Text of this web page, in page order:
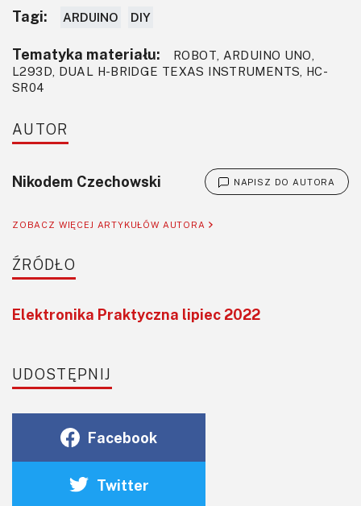
Tagi: ARDUINO DIY
Tematyka materiału:
ROBOT, ARDUINO UNO,
L293D, DUAL H-BRIDGE TEXAS INSTRUMENTS, HC-
SR04
AUTOR
Nikodem Czechowski NAPISZ DO AUTORA
ZOBACZ WIĘCEJ ARTYKUŁÓW AUTORA
ŹRÓDŁO
Elektronika Praktyczna lipiec 2022
UDOSTĘPNIJ
Facebook
Twitter